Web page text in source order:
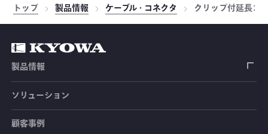
トップ 製品情報 ケーブル・コネクタ クリップ付延長コ
製品情報
ひずみゲージ
センサ（変換器）
ソリューション
顧客事例